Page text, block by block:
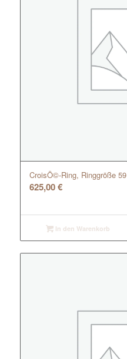
CroisÖ©-Ring, Ringgröße 59
625,00€
In den Warenkorb